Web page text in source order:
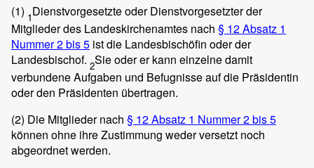
(1) 1Dienstvorgesetzte oder Dienstvorgesetzter der
Mitglieder des Landeskirchenamtes nach § 12 Absatz 1
Nummer 2 bis 5 ist die Landesbischöfin oder der
Landesbischof. 2Sie oder er kann einzelne damit
verbundene Aufgaben und Befugnisse auf die Präsidentin
oder den Präsidenten übertragen.
(2) Die Mitglieder nach § 12 Absatz 1 Nummer 2 bis 5
können ohne ihre Zustimmung weder versetzt noch
abgeordnet werden.